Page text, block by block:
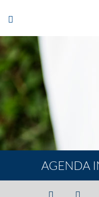
Abrir/Cerrar
navegación
AGENDA